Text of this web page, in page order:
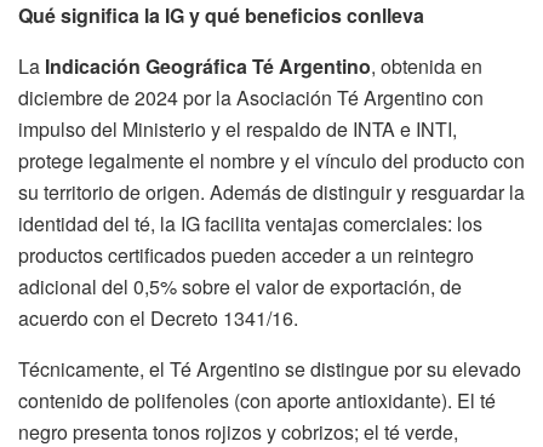
Qué significa la IG y qué beneficios conlleva
La Indicación Geográfica Té Argentino, obtenida en
diciembre de 2024 por la Asociación Té Argentino con
impulso del Ministerio y el respaldo de INTA e INTI,
protege legalmente el nombre y el vínculo del producto con
su territorio de origen. Además de distinguir y resguardar la
identidad del té, la IG facilita ventajas comerciales: los
productos certificados pueden acceder a un reintegro
adicional del 0,5% sobre el valor de exportación, de
acuerdo con el Decreto 1341/16.
Técnicamente, el Té Argentino se distingue por su elevado
contenido de polifenoles (con aporte antioxidante). El té
negro presenta tonos rojizos y cobrizos; el té verde,